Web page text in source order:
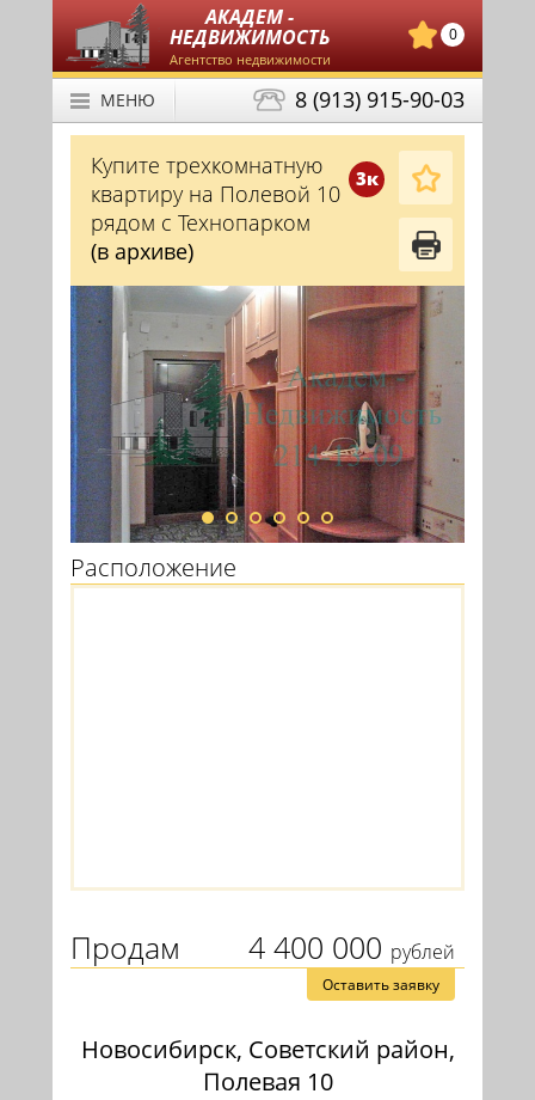
АКАДЕМ -
НЕДВИЖИМОСТЬ
Агентство недвижимости
0
8 (913) 915-90-03
МЕНЮ
3к
Купите трехкомнатную
квартиру на Полевой 10
рядом с Технопарком
(в архиве)
Расположение
4 400 000 рублей
Продам
Оставить заявку
Новосибирск, Советский район,
Полевая 10